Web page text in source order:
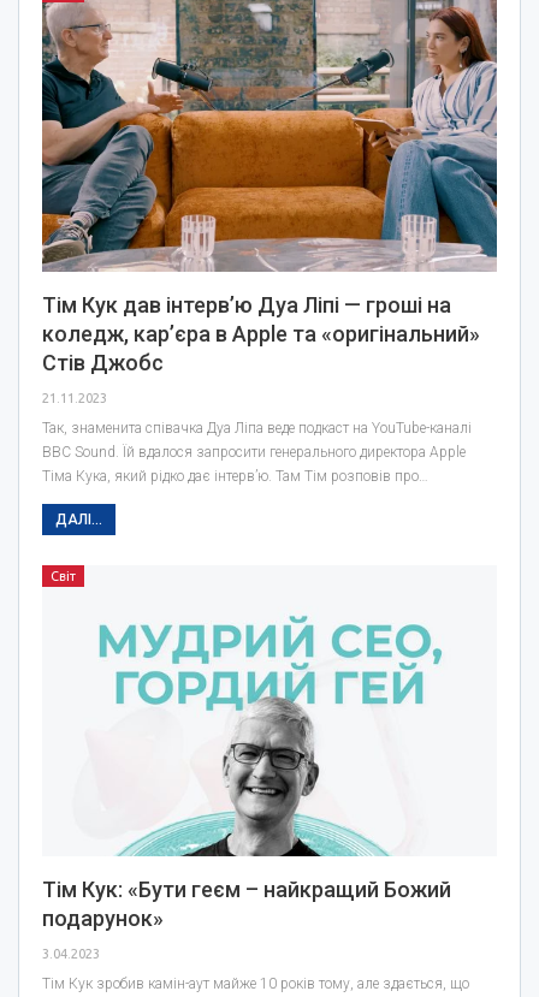
Тім Кук дав інтерв’ю Дуа Ліпі — гроші на
коледж, кар’єра в Apple та «оригінальний»
Стів Джобс
21.11.2023
Так, знаменита співачка Дуа Ліпа веде подкаст на YouTube-каналі
BBC Sound. Їй вдалося запросити генерального директора Apple
Тіма Кука, який рідко дає інтерв’ю. Там Тім розповів про…
ДАЛІ...
Світ
Тім Кук: «Бути геєм – найкращий Божий
подарунок»
3.04.2023
Тім Кук зробив камін-аут майже 10 років тому, але здається, що